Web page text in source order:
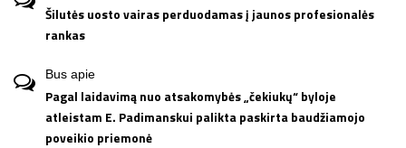
Šilutės uosto vairas perduodamas į jaunos profesionalės
rankas
Bus apie
Pagal laidavimą nuo atsakomybės „čekiukų“ byloje
atleistam E. Padimanskui palikta paskirta baudžiamojo
poveikio priemonė